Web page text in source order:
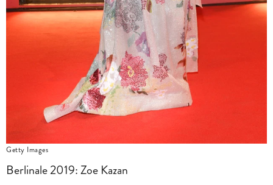
Getty Images
Berlinale 2019: Zoe Kazan